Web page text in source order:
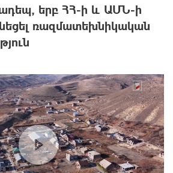
երբ ՀՀ-ի և ԱՄՆ-ի
ռազմատեխնիկական